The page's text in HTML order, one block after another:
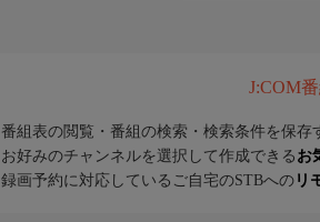
J:COM
番組表の閲覧・番組の検索・検索条件を保存
お好みのチャンネルを選択して作成できる お
録画予約に対応しているご自宅のSTBへの リ